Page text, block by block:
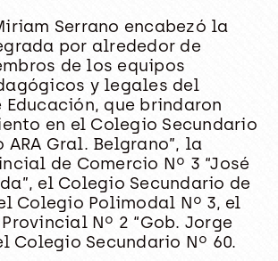
Serrano encabezó la
por alrededor de
de los equipos
y legales del
que brindaron
en el Colegio Secundario
ARA Gral. Belgrano”, la
de Comercio Nº 3 “José
, el Colegio Secundario de
Colegio Polimodal Nº 3, el
Nº 2 “Gob. Jorge
Colegio Secundario Nº 60.